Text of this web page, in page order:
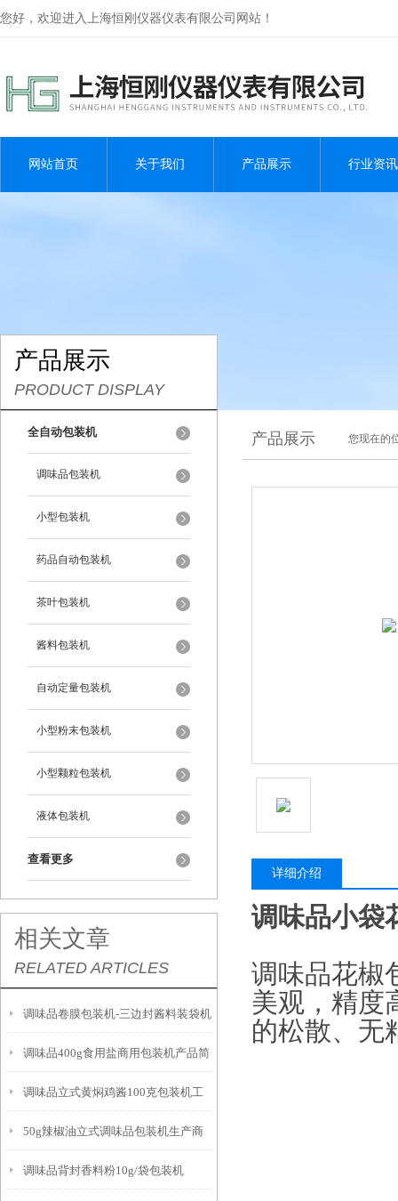
您好，欢迎进入上海恒刚仪器仪表有限公司网站！
网站首页 关于我们 产品展示 行业资讯
产品展示
PRODUCT DISPLAY
全自动包装机
调味品包装机
小型包装机
药品自动包装机
茶叶包装机
酱料包装机
自动定量包装机
小型粉末包装机
小型颗粒包装机
液体包装机
查看更多
相关文章
RELATED ARTICLES
调味品卷膜包装机-三边封酱料装袋机
的特点
调味品400g食用盐商用包装机产品简
介
调味品立式黄焖鸡酱100克包装机工
作原理
50g辣椒油立式调味品包装机生产商
调味品背封香料粉10g/袋包装机
产品展示 您现在的
详细介绍
调味品小袋
调味品花椒
美观，精度
的松散、无